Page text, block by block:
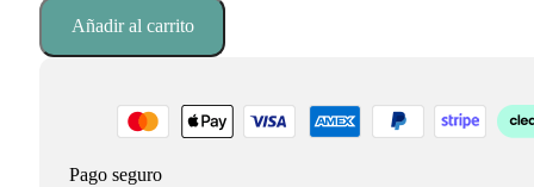
Mimesissensations
cantidadAñadir al carrito
Pago seguro